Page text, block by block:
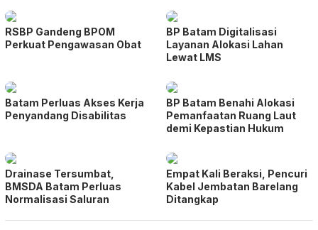
RSBP Gandeng BPOM
Perkuat Pengawasan Obat
BP Batam Digitalisasi
Layanan Alokasi Lahan
Lewat LMS
Batam Perluas Akses Kerja
Penyandang Disabilitas
BP Batam Benahi Alokasi
Pemanfaatan Ruang Laut
demi Kepastian Hukum
Drainase Tersumbat,
BMSDA Batam Perluas
Normalisasi Saluran
Empat Kali Beraksi, Pencuri
Kabel Jembatan Barelang
Ditangkap